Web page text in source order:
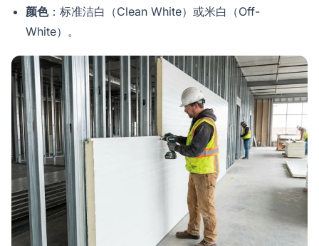
颜色：标准洁白（Clean White）或米白（Off-
White）。